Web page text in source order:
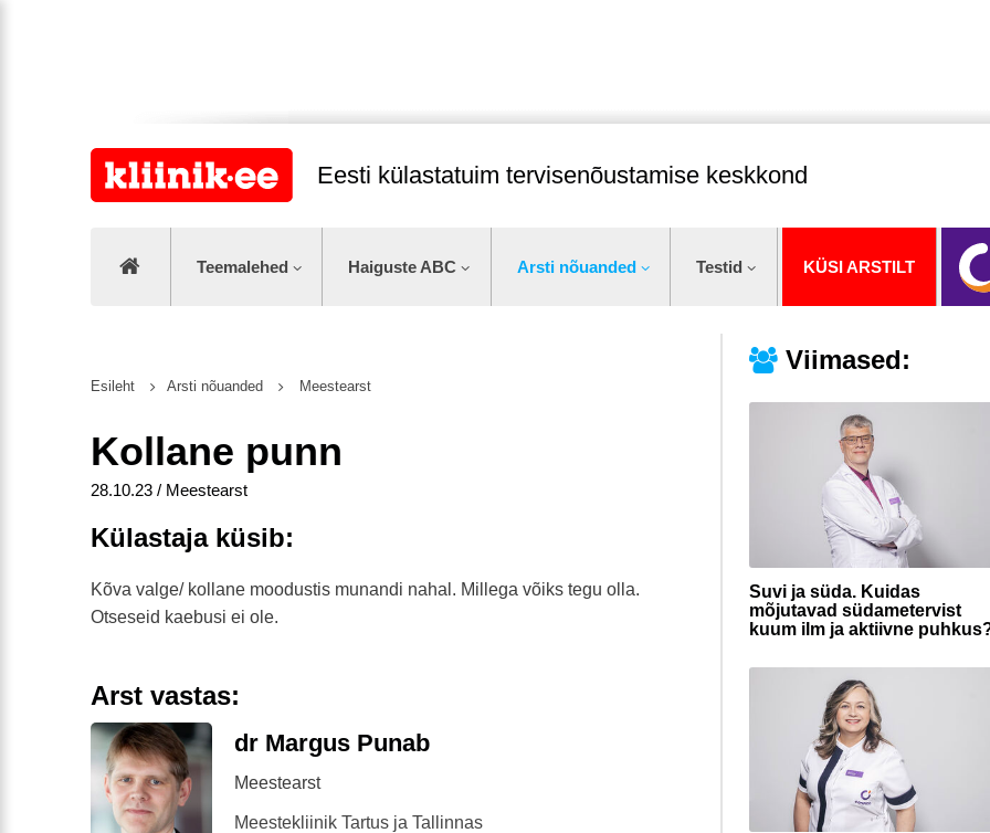
Eesti külastatuim tervisenõustamise keskkond
Teemalehed Haiguste ABC Arsti nõuanded Testid KÜSI ARSTILT
Viimased:
Suvi ja süda. Kuidas
mõjutavad südametervist
kuum ilm ja aktiivne
Esileht Arsti nõuanded Meestearst
Kollane punn
28.10.23 / Meestearst
Külastaja küsib:
Kõva valge/ kollane moodustis munandi nahal. Millega võiks tegu olla.
Otseseid kaebusi ei ole.
Arst vastas:
dr Margus Punab
Meestearst
Meestekliinik Tartus ja Tallinnas